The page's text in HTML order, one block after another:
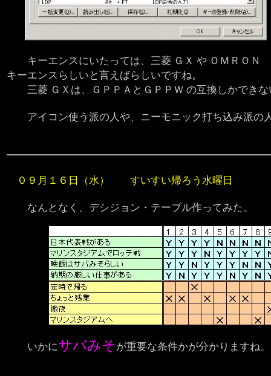
キーエンスにいたっては、三菱 ＧＸ や ＯＭＲＯＮ
キーエンスらしいと言えばらしいですね。
三菱 ＧＸは、ＧＰＰＡとＧＰＰＷ の互換しかできな
アイコン使う派の人や、ニーモニック打ち込み派の
０９月１６日（水） すいすい帰ろう水曜日
なんとなく、デシジョン・テーブル作ってみた。
いかにサバみそ が重要な条件かが分かりますね